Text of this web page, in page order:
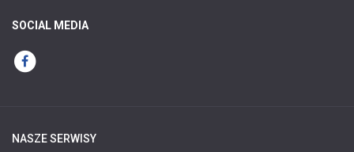
SOCIAL MEDIA
NASZE SERWISY